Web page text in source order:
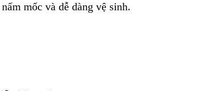
mốc và dễ dàng vệ sinh.